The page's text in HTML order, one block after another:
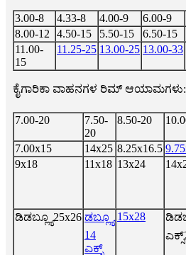
3.00-8 4.33-8 4.00-9 6.00-9
8.00-12
4.50-15 5.50-15 6.50-15
11.00-
15
11.25-25 13.00-25 13.00-33
ಕೈಗಾರಿಕಾ ವಾಹನಗಳ ರಿಮ್ ಆಯಾಮಗಳು:
7.00-20
7.50-
20
8.50-20
7.00x15 14x25 8.25x16.5
9x18
11x18 13x24
ಡಿಡಬ್ಲ್ಯೂ25x26 ಡಬ್ಲ್ಯೂ
14
ಎಕ್ಸ್
15x28